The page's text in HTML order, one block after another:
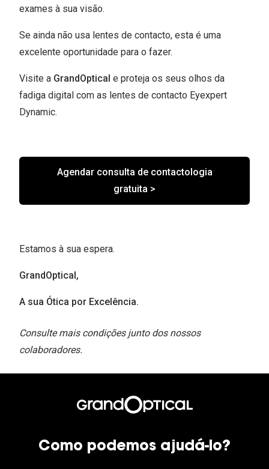
exames à sua visão.
Se ainda não usa lentes de contacto, esta é uma
excelente oportunidade para o fazer.
Visite a GrandOptical e proteja os seus olhos da
fadiga digital com as lentes de contacto Eyexpert
Dynamic.
Agendar consulta de contactologia
gratuita >
Estamos à sua espera.
GrandOptical,
A sua Ótica por Excelência.
Consulte mais condições junto dos nossos
colaboradores.
Como podemos ajudá-lo?